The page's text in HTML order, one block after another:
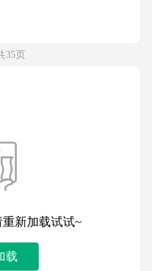
35页
新加载试试~
载